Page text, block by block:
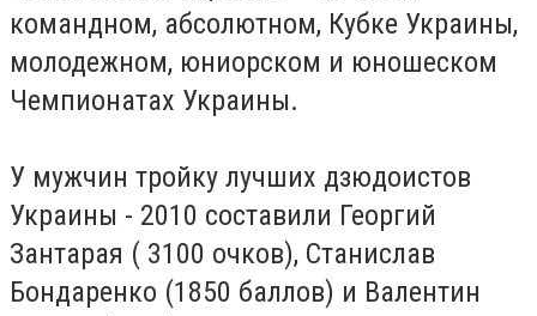
командном, абсолютном, Кубке Украины,
молодежном, юниорском и юношеском
Чемпионатах Украины.
У мужчин тройку лучших дзюдоистов
Украины - 2010 составили Георгий
Зантарая ( 3100 очков), Станислав
Бондаренко (1850 баллов) и Валентин